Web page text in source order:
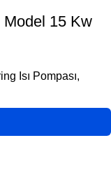
15 Kw
Isı Pompası,